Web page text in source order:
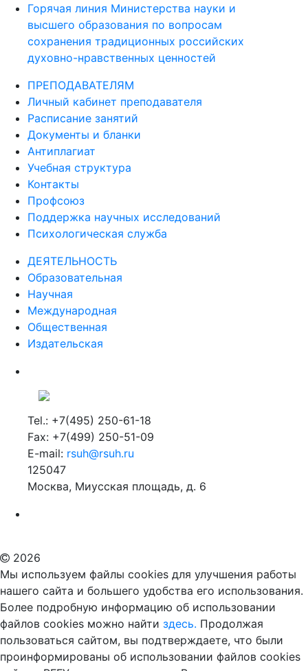
Горячая линия Министерства науки и
высшего образования по вопросам
сохранения традиционных российских
духовно-нравственных ценностей
ПРЕПОДАВАТЕЛЯМ
Личный кабинет преподавателя
Расписание занятий
Документы и бланки
Антиплагиат
Учебная структура
Контакты
Профсоюз
Поддержка научных исследований
Психологическая служба
ДЕЯТЕЛЬНОСТЬ
Образовательная
Научная
Международная
Общественная
Издательская
Tel.: +7(495) 250-61-18
Fax: +7(499) 250-51-09
E-mail: rsuh@rsuh.ru
125047
Москва, Миусская площадь, д. 6
2026
Мы используем файлы cookies для улучшения работы
нашего сайта и большего удобства его использования.
Более подробную информацию об использовании
файлов cookies можно найти здесь. Продолжая
пользоваться сайтом, вы подтверждаете, что были
проинформированы об использовании файлов cookies